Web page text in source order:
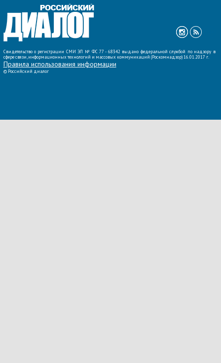
ВСЕ НОВОСТИ »
Свидетельство о регистрации СМИ ЭЛ № ФС 77 - 68342 выдано федеральной службой по надзору в
сфере связи, информационных технологий и массовых коммуникаций (Роскомнадзор) 16.01.2017 г.
Правила использования информации
© Российский диалог